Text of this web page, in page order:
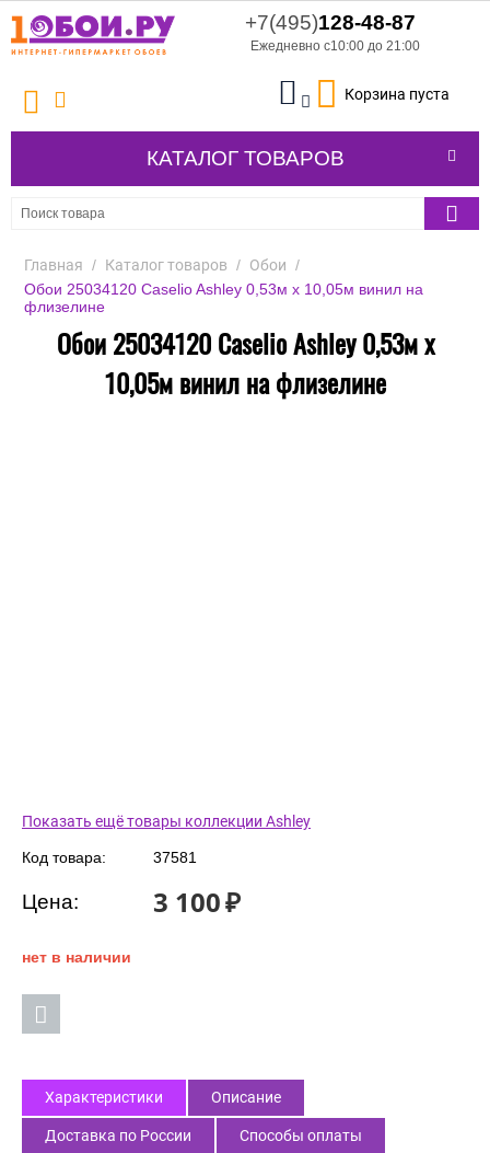
+7(495)128-48-87
Ежедневно с10:00 до 21:00
Корзина пуста
КАТАЛОГ ТОВАРОВ
Главная / Каталог товаров / Обои /
Обои 25034120 Caselio Ashley 0,53м x 10,05м винил на
флизелине
Обои 25034120 Caselio Ashley 0,53м x
10,05м винил на флизелине
Показать ещё товары коллекции Ashley
Код товара: 37581
Цена: 3 100₽
нет в наличии
Характеристики Описание
Доставка по России Способы оплаты